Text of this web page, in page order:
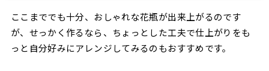
ここまででも十分、おしゃれな花瓶が出来上がるのです
が、せっかく作るなら、ちょっとした工夫で仕上がりをも
っと自分好みにアレンジしてみるのもおすすめです。